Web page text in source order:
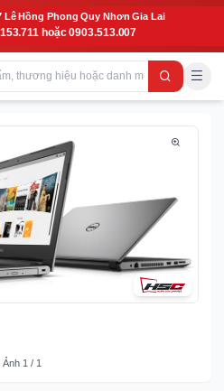
Lê Hồng Phong Quy Nhơn Gia Lai
hoặc 0903.513.007
Ảnh 1/ 1